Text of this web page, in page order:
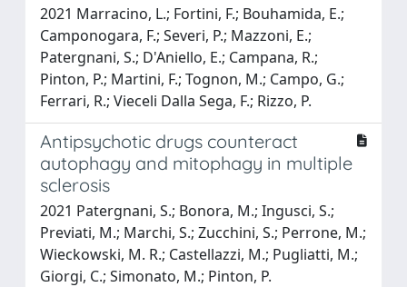
2021 Marracino, L.; Fortini, F.; Bouhamida, E.;
Camponogara, F.; Severi, P.; Mazzoni, E.;
Patergnani, S.; D'Aniello, E.; Campana, R.;
Pinton, P.; Martini, F.; Tognon, M.; Campo, G.;
Ferrari, R.; Vieceli Dalla Sega, F.; Rizzo, P.
Antipsychotic drugs counteract
autophagy and mitophagy in multiple
sclerosis
2021 Patergnani, S.; Bonora, M.; Ingusci, S.;
Previati, M.; Marchi, S.; Zucchini, S.; Perrone, M.;
Wieckowski, M. R.; Castellazzi, M.; Pugliatti, M.;
Giorgi, C.; Simonato, M.; Pinton, P.